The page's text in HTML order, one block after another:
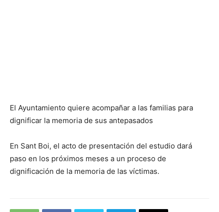
El Ayuntamiento quiere acompañar a las familias para
dignificar la memoria de sus antepasados
En Sant Boi, el acto de presentación del estudio dará
paso en los próximos meses a un proceso de
dignificación de la memoria de las víctimas.